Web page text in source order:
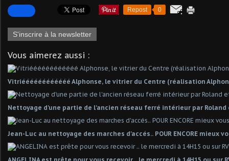
Repost 0
S'inscrire à la newsletter
Vous aimerez aussi :
Vitriéééééééééééé Alphonse, le vitrier du Centre (réalisation
Nettoyage d'une partie de l'ancien réseau ferré intérieur par Roland
Jean-Luc au nettoyage des marches d'accés.. POUR ENCORE mieux